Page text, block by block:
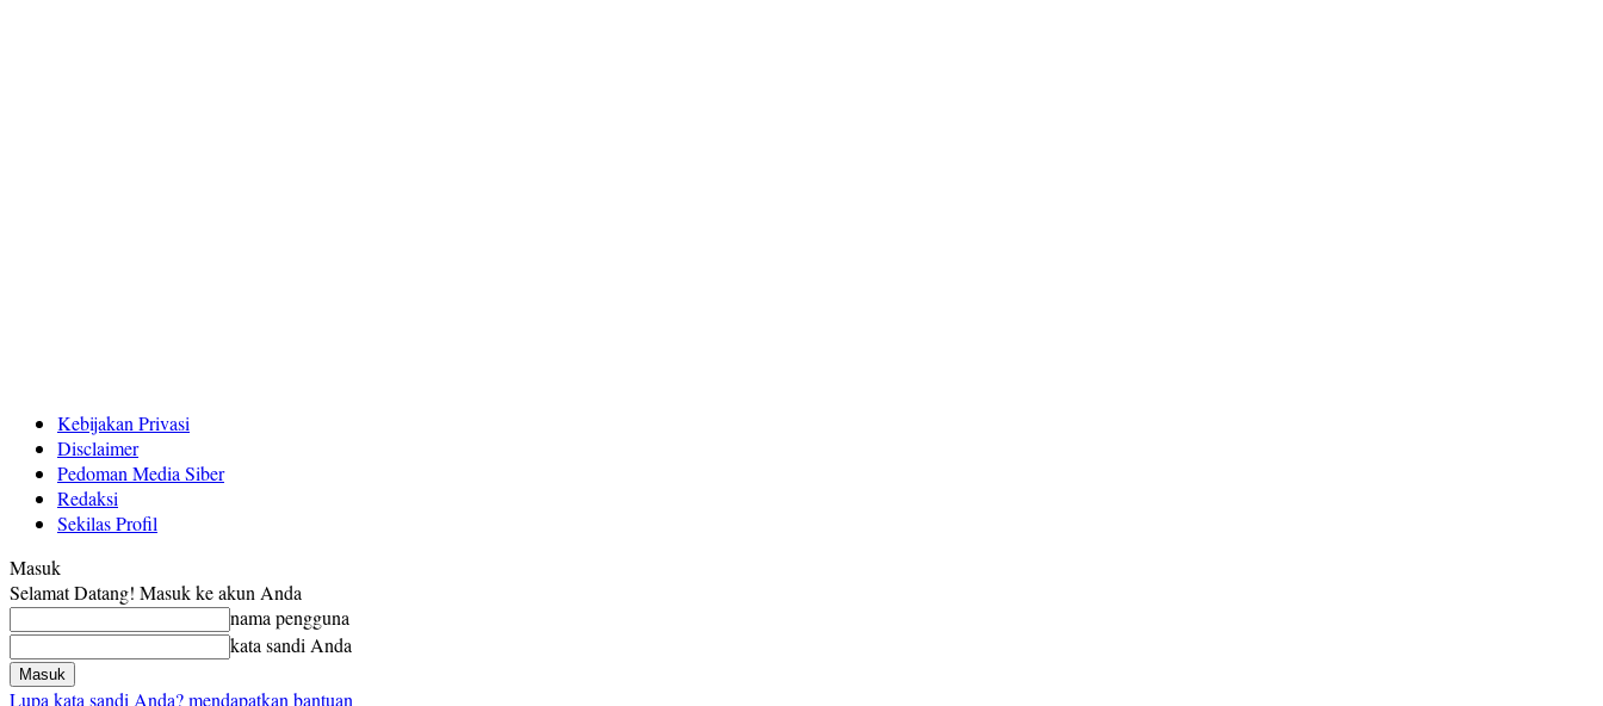
Kebijakan Privasi
Disclaimer
Pedoman Media Siber
Redaksi
Sekilas Profil
Masuk
Selamat Datang! Masuk ke akun Anda
nama pengguna
kata sandi Anda
Lupa kata sandi Anda? mendapatkan bantuan